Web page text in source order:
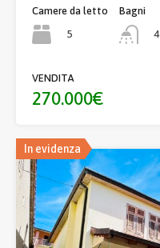
Camere da letto
5
Bagni
4
VENDITA
270.000€
In evidenza